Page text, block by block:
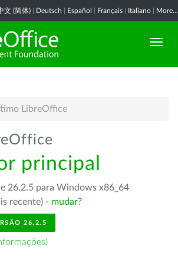
文 (简体) Deutsch Español Français Italiano More...
LibreOffice
principal
26.2.5 para Windows x86_64
recente) - mudar?
26.2.5
)